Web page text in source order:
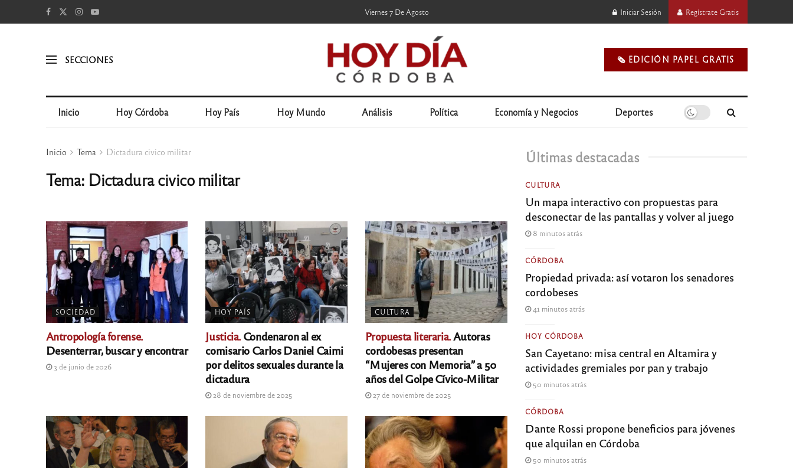
Viernes 7 De Agosto Iniciar Sesión Regístrate Gratis
SECCIONES 🗞️ EDICIÓN PAPEL GRATIS
Inicio Hoy Córdoba Hoy País Hoy Mundo Análisis Política Economía y Negocios Deportes
Inicio Tema Dictadura civico militar
Tema: Dictadura civico militar
SOCIEDAD
Antropología forense.
Desenterrar, buscar y encontrar
3 de junio de 2026
HOY PAÍS
Justicia. Condenaron al ex
comisario Carlos Daniel Caimi
por delitos sexuales durante la
dictadura
28 de noviembre de 2025
CULTURA
Propuesta literaria.Autoras
cordobesas presentan
“Mujeres con Memoria” a 50
años del Golpe Cívico-Militar
27 de noviembre de 2025
Últimas destacadas
CULTURA
Un mapa interactivo con propuestas para
desconectar de las pantallas y volver al juego
8 minutos atrás
CÓRDOBA
Propiedad privada: así votaron los senadores
cordobeses
41 minutos atrás
HOY CÓRDOBA
San Cayetano: misa central en Altamira y
actividades gremiales por pan y trabajo
50 minutos atrás
CÓRDOBA
Dante Rossi propone beneficios para jóvenes
que alquilan en Córdoba
50 minutos atrás